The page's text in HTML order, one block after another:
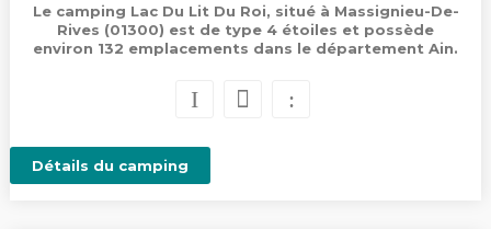
Le camping Lac Du Lit Du Roi, situé à Massignieu-De-
Rives (01300) est de type 4 étoiles et possède
environ 132 emplacements dans le département Ain.
Détails du camping